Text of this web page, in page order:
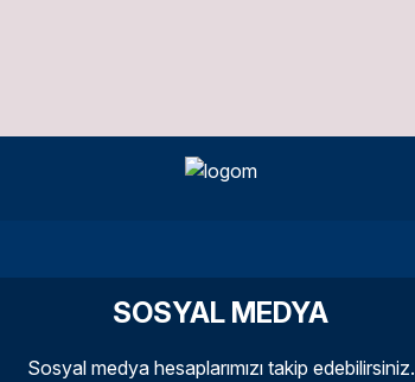
SOSYAL MEDYA
Sosyal medya hesaplarımızı takip edebilirsiniz.